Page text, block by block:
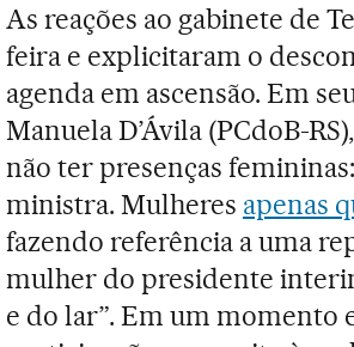
As reações ao gabinete de
feira e explicitaram o
agenda em ascensão. Em
Manuela D’Ávila (PCdoB-
não ter presenças
ministra. Mulheres apenas
fazendo referência a uma
mulher do presidente
e do lar”. Em um momento